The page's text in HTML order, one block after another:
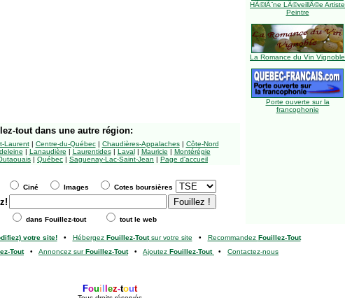
HÃ©lÃ¨ne LÃ©veillÃ©e Artiste
Peintre
La Romance du Vin Vignoble
Porte ouverte sur la
francophonie
toutdans une autre région:
Laurent| Centre-du-Québec| Chaudières-Appalaches| Côte-Nord
| Lanaudière | Laurentides| Laval| Mauricie | Montérégie
| Québec | Saguenay-Lac-Saint-Jean | Page d'accueil
Ciné Images Cotes boursières
dans Fouillez-tout tout le web
votre site!• Hébergez Fouillez-Toutsur votre site • Recommandez Fouillez-Tout
Tout• Annoncez surFouillez-Tout• Ajoutez Fouillez-Tout • Contactez-nous
Foui ez-tout